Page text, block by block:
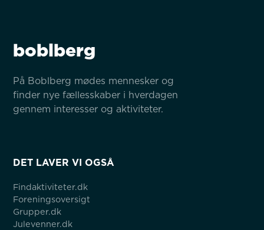
boblberg
På Boblberg mødes mennesker og
finder nye fællesskaber i hverdagen
gennem interesser og aktiviteter.
DET LAVER VI OGSÅ
Findaktiviteter.dk
Foreningsoversigt
Grupper.dk
Julevenner.dk